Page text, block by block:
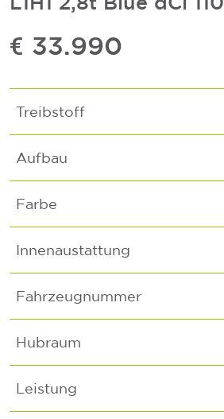
€ 33.990
Treibstoff
Aufbau
Farbe
Innenaustattung
Fahrzeugnummer
Hubraum
Leistung